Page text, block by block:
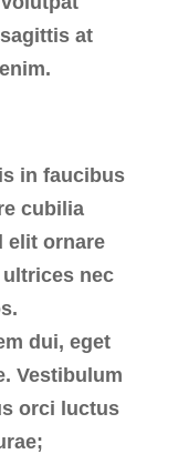
at
in faucibus
cubilia
elit ornare
nec
dui, eget
Vestibulum
orci luctus